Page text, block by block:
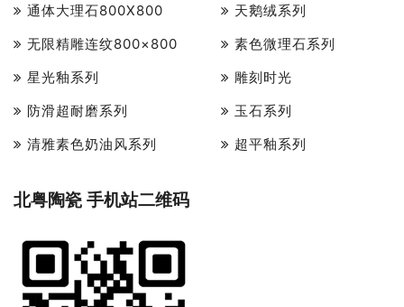
通体大理石800X800
无限精雕连纹800×800
星光釉系列
防滑超耐磨系列
清雅素色奶油风系列
天鹅绒系列
素色微理石系列
雕刻时光
玉石系列
超平釉系列
北粤陶瓷 手机站二维码